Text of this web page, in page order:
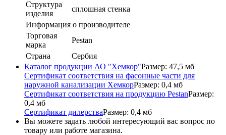
Структура
изделия
сплошная стенка
Информация о производителе
Торговая
марка
Pestan
Страна
Сербия
Каталог продукции АО "Хемкор"Размер: 47,5 мб
Сертификат соответствия на фасонные части для
наружной канализации ХемкорРазмер: 0,4 мб
Сертификат соответствия на продукцию PestanРазмер:
0,4 мб
Сертификат дилерстваРазмер: 0,4 мб
Вы можете задать любой интересующий вас вопрос по
товару или работе магазина.